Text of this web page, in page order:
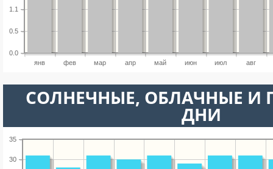
янв фев мар апр май июн июл авг
0.0
0.5
1.1
CОЛНЕЧНЫЕ, ОБЛАЧНЫЕ И
ДНИ
30
35